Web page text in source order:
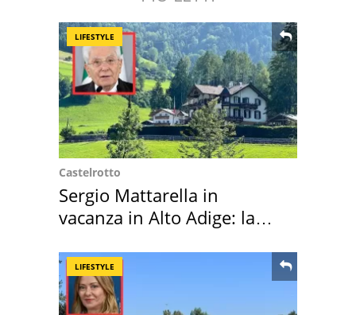
LIFESTYLE
Castelrotto
Sergio Mattarella in
vacanza in Alto Adige: la
LIFESTYLE